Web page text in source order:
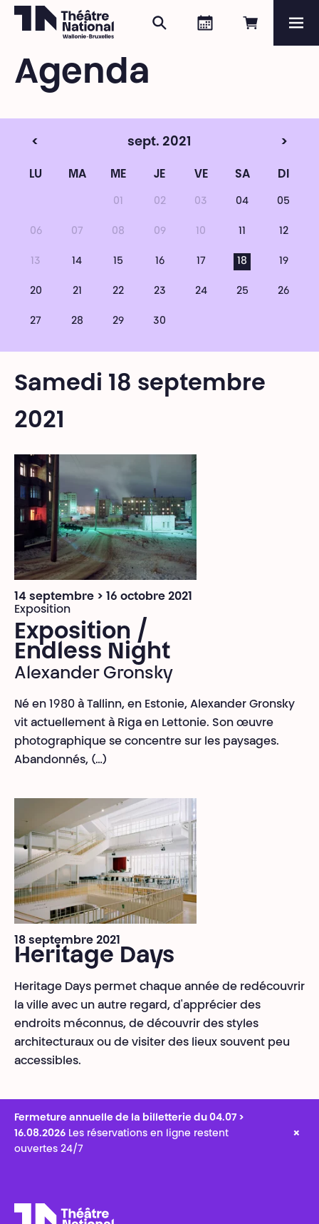
Réserver
Agenda
Rechercher
Agenda
< sept. 2021 >
LU MA ME JE VE SA DI
01 02 03 04 05
06 07 08 09 10 11 12
13 14 15 16 17 18 19
20 21 22 23 24 25 26
27 28 29 30
Samedi 18 septembre
2021
14 septembre > 16 octobre 2021
Exposition
Exposition /
Endless Night
Alexander Gronsky
Né en 1980 à Tallinn, en Estonie, Alexander Gronsky
vit actuellement à Riga en Lettonie. Son œuvre
photographique se concentre sur les paysages.
Abandonnés, (…)
18 septembre 2021
Heritage Days
Heritage Days permet chaque année de redécouvrir
la ville avec un autre regard, d'apprécier des
endroits méconnus, de découvrir des styles
architecturaux ou de visiter des lieux souvent peu
accessibles.
Fermeture annuelle de la billetterie du 04.07 >
16.08.2026 Les réservations en ligne restent
ouvertes 24/7
×